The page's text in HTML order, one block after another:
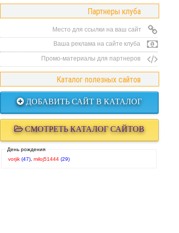
Партнеры клуба
Место для ссылки на ваш сайт
Ваша реклама на сайте клуба
Промо-материалы для партнеров
Каталог полезных сайтов
ДОБАВИТЬ САЙТ В КАТАЛОГ
СМОТРЕТЬ КАТАЛОГ САЙТОВ
День рождения
vorjik (47) miloj51444 (29)